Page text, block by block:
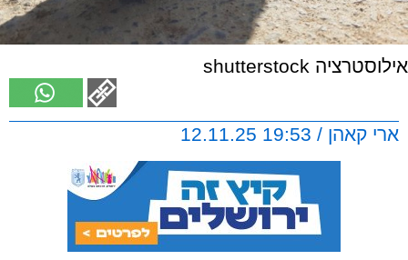
אילוסטרציה shutterstock
ארי קאהן / 19:53 12.11.25